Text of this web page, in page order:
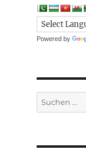
Powered by
Suchen
nach: